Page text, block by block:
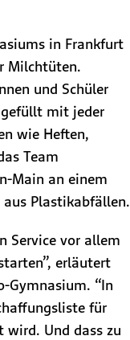
in Frankfurt
Milchtüten.
und Schüler
gefüllt mit jeder
wie Heften,
Team
Main an einem
Plastikabfällen.
Service vor allem
erläutert
Gymnasium. “In
für
wird. Und dass zu